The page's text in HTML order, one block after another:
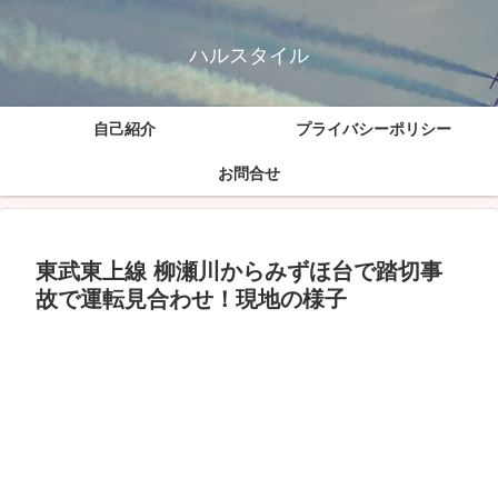
ハルスタイル
自己紹介 プライバシーポリシー
お問合せ
東武東上線 柳瀬川からみずほ台で踏切事
故で運転見合わせ！現地の様子